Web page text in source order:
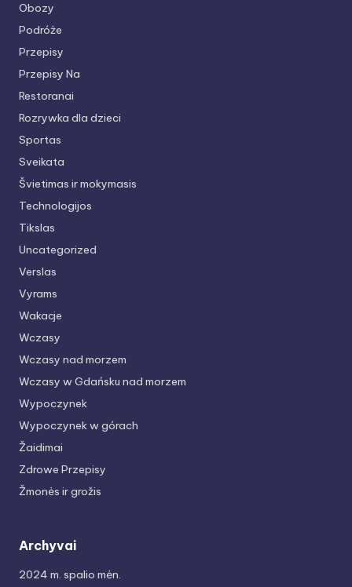
Obozy
Podróże
Przepisy
Przepisy Na
Restoranai
Rozrywka dla dzieci
Sportas
Sveikata
Švietimas ir mokymasis
Technologijos
Tikslas
Uncategorized
Verslas
Vyrams
Wakacje
Wczasy
Wczasy nad morzem
Wczasy w Gdańsku nad morzem
Wypoczynek
Wypoczynek w górach
Žaidimai
Zdrowe Przepisy
Žmonės ir grožis
Archyvai
2024 m. spalio mėn.